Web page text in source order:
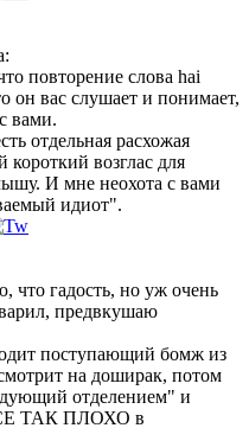
повторение слова hai
он вас слушает и понимает,
вами.
отдельная расхожая
возглас для
И мне неохота с вами
идиот".
что гадость, но уж очень
предвкушаю
поступающий бомж из
на доширак, потом
отделением" и
ТАК ПЛОХО в